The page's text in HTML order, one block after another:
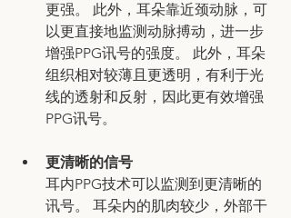
更强。 此外，耳朵靠近颈动脉，可
以更直接地监测动脉搏动，进一步
增强PPG讯号的强度。 此外，耳朵
组织相对较薄且更透明，有利于光
线的透射和反射，因此更有效增强
PPG讯号。
更清晰的信号
耳内PPG技术可以监测到更清晰的
讯号。 耳朵内的肌肉较少，外部干